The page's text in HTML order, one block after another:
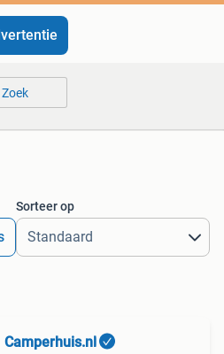
Zoek
Sorteer op
Camperhuis.nl